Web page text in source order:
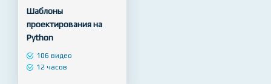
    
     5
Шаблоны
проектирования на
Python